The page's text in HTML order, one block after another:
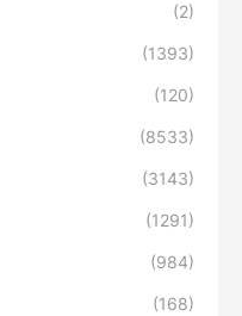
(2)
(1393)
(120)
(8533)
(3143)
(1291)
(984)
(168)